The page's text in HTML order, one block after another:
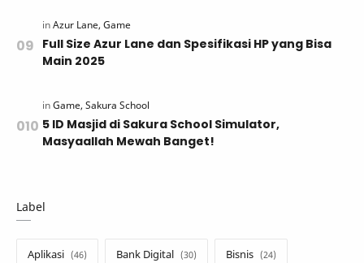
Full Size Azur Lane dan Spesifikasi HP yang Bisa
Main 2025
5 ID Masjid di Sakura School Simulator,
Masyaallah Mewah Banget!
Label
Aplikasi Bank Digital Bisnis